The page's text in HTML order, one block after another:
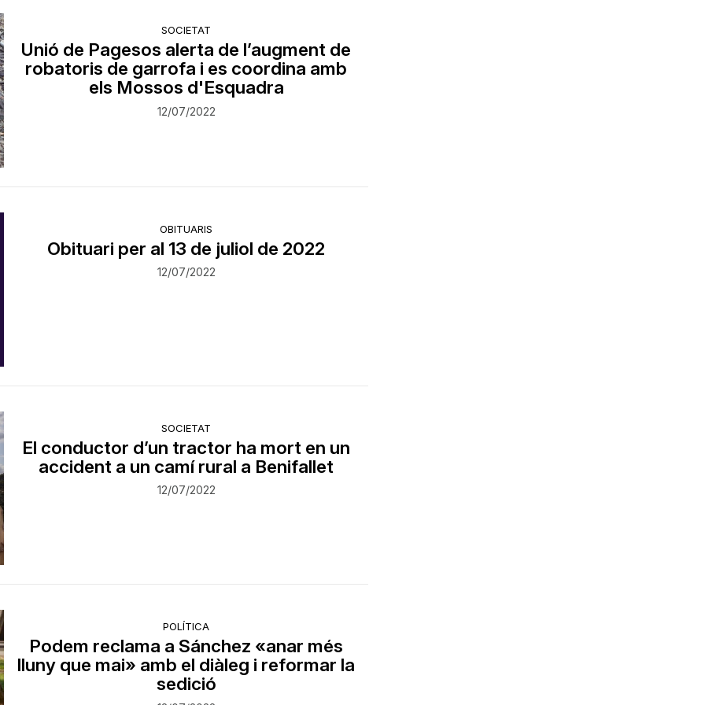
SOCIETAT
Unió de Pagesos alerta de l’augment de
robatoris de garrofa i es coordina amb
els Mossos d'Esquadra
12/07/2022
OBITUARIS
Obituari per al 13 de juliol de 2022
12/07/2022
SOCIETAT
El conductor d’un tractor ha mort en un
accident a un camí rural a Benifallet
12/07/2022
POLÍTICA
Podem reclama a Sánchez «anar més
lluny que mai» amb el diàleg i reformar la
sedició